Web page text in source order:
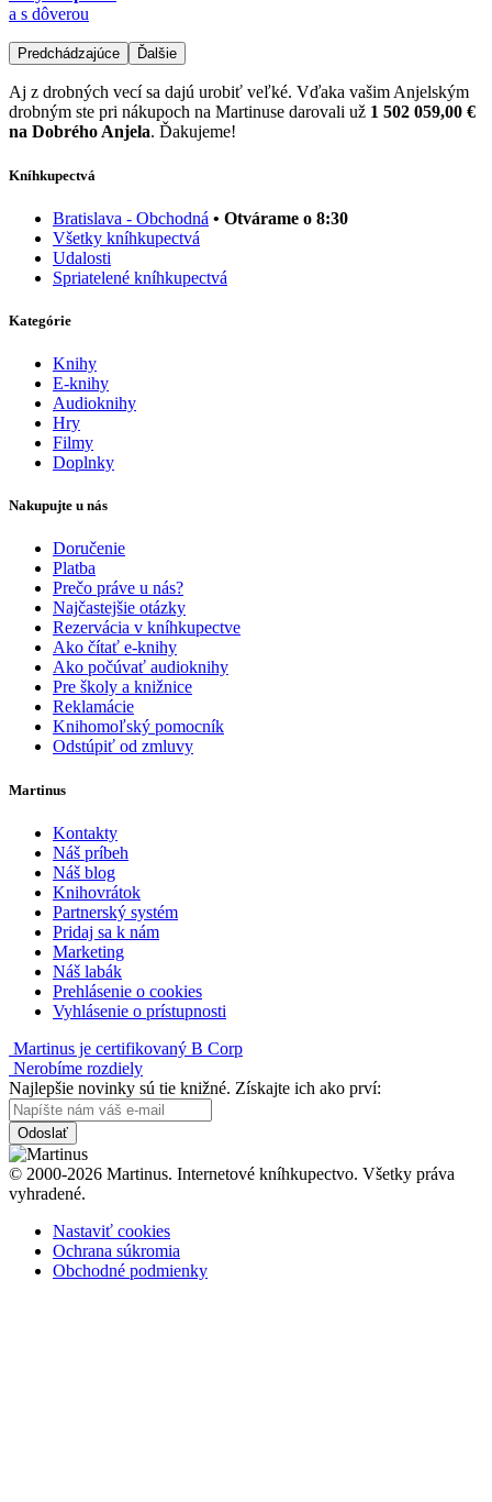
a s dôverou
Predchádzajúce Ďalšie
Aj z drobných vecí sa dajú urobiť veľké. Vďaka vašim Anjelským
drobným ste pri nákupoch na Martinuse darovali už 1 502 059,00 €
na Dobrého Anjela. Ďakujeme!
Kníhkupectvá
Bratislava - Obchodná • Otvárame o 8:30
Všetky kníhkupectvá
Udalosti
Spriatelené kníhkupectvá
Kategórie
Knihy
E-knihy
Audioknihy
Hry
Filmy
Doplnky
Nakupujte u nás
Doručenie
Platba
Prečo práve u nás?
Najčastejšie otázky
Rezervácia v kníhkupectve
Ako čítať e-knihy
Ako počúvať audioknihy
Pre školy a knižnice
Reklamácie
Knihomoľský pomocník
Odstúpiť od zmluvy
Martinus
Kontakty
Náš príbeh
Náš blog
Knihovrátok
Partnerský systém
Pridaj sa k nám
Marketing
Náš labák
Prehlásenie o cookies
Vyhlásenie o prístupnosti
Martinus je certifikovaný B Corp
Nerobíme rozdiely
Najlepšie novinky sú tie knižné. Získajte ich ako prví:
Odoslať
© 2000-2026 Martinus. Internetové kníhkupectvo. Všetky práva
vyhradené.
Nastaviť cookies
Ochrana súkromia
Obchodné podmienky